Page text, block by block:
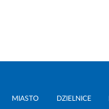
MIASTO DZIELNICE